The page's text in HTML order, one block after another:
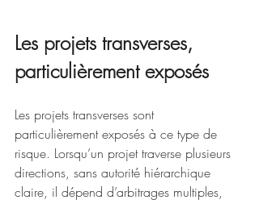
Les projets transverses,
particulièrement exposés
Les projets transverses sont
particulièrement exposés à ce type de
risque. Lorsqu’un projet traverse plusieurs
directions, sans autorité hiérarchique
claire, il dépend d’arbitrages multiples,